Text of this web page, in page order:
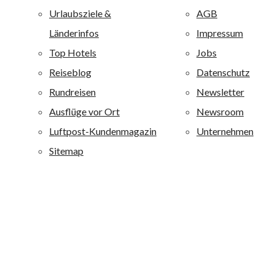
Die unternehmenseigene Hotelkette allsun Hotels mit 30
Ferienanlagen ist einer der großen Anbieter auf den
Kanaren und Mallorca und ist darüber hinaus auf der
griechischen Insel Kreta vertreten. Alle allsun Anlagen
sind mit 4 oder 4,5 Sternen bewertet. Alle allsun Hotels
sind qualitativ hochwertig ausgestattet und zeichnen sich
durch eine besondere Wohlfühlatmosphäre aus. alltours
richtet sich mit diesen Ferienanlagen an ein breites